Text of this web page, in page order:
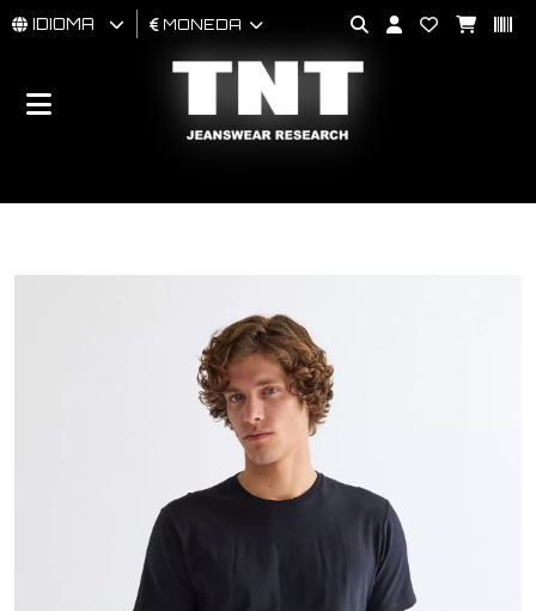
HOMBRES
BRAND
IDIOMA MONEDA